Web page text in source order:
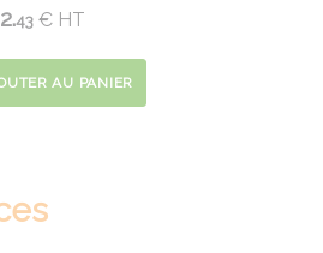
43 €HT
AU PANIER